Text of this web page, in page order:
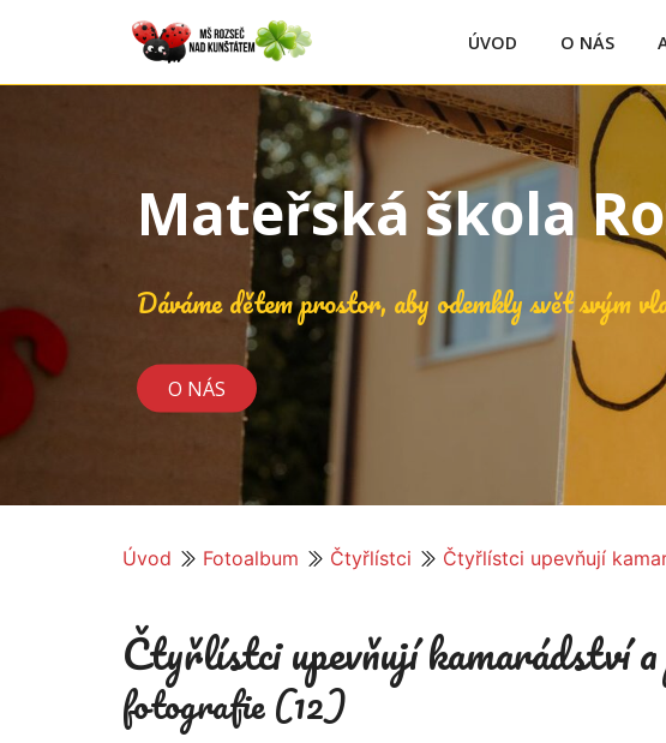
ÚVOD O NÁS
Mateřská škola
Dáváme dětem prostor, aby odemkly svět svým
O NÁS
Úvod Fotoalbum Čtyřlístci Čtyřlístci upevňují
Čtyřlístci upevňují kamarádství
fotografie (12)